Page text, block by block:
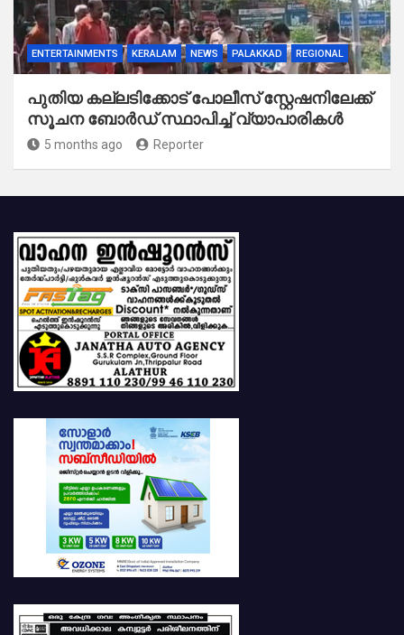
ENTERTAINMENTS KERALAM NEWS PALAKKAD REGIONAL
പുതിയ കല്ലടിക്കോട് പോലീസ് സ്റ്റേഷനിലേക്ക്
സൂചന ബോർഡ് സ്ഥാപിച്ച് വ്യാപാരികൾ
5 months ago Reporter